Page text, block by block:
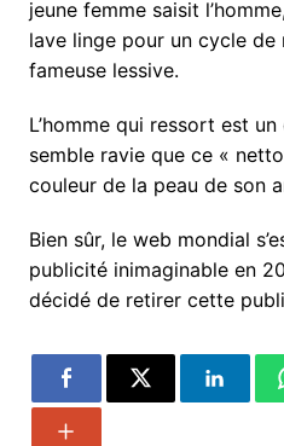
jeune femme saisit
lave linge pour un cycle de
fameuse lessive.
L’homme qui ressort est
semble ravie que ce «
couleur de la peau de son
Bien sûr, le web mondial
publicité inimaginable en
décidé de retirer cette